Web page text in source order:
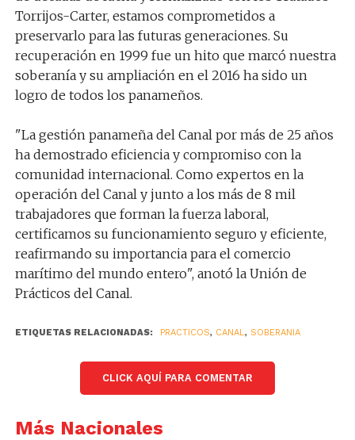
Torrijos-Carter, estamos comprometidos a
preservarlo para las futuras generaciones. Su
recuperación en 1999 fue un hito que marcó nuestra
soberanía y su ampliación en el 2016 ha sido un
logro de todos los panameños.
"La gestión panameña del Canal por más de 25 años
ha demostrado eficiencia y compromiso con la
comunidad internacional. Como expertos en la
operación del Canal y junto a los más de 8 mil
trabajadores que forman la fuerza laboral,
certificamos su funcionamiento seguro y eficiente,
reafirmando su importancia para el comercio
marítimo del mundo entero", anotó la Unión de
Prácticos del Canal.
ETIQUETAS RELACIONADAS: PRACTICOS, CANAL, SOBERANIA
CLICK AQUÍ PARA COMENTAR
Más Nacionales